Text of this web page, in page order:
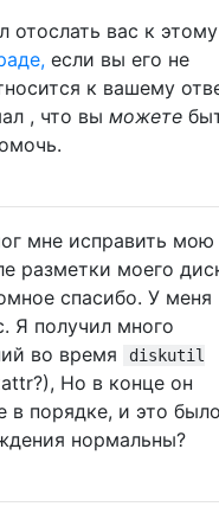
отослать вас к этому
если вы его не
к вашему
, что вы можете
мне исправить мою
разметки моего
спасибо. У меня
Я получил много
во время
diskutil
Но в конце он
в порядке, и это
нормальны?